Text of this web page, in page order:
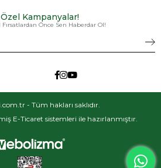
Kampanyalar!
Fırsatlardan Önce Sen Haberdar Ol!
- Tüm hakları saklıdır.
E-Ticaret sistemleri ile hazırlanmıştır.